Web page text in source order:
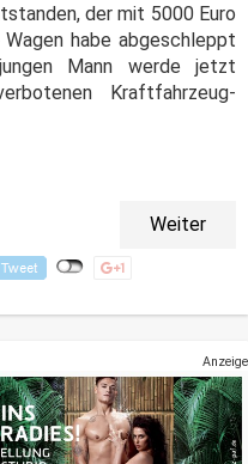
der mit 5000 Euro
habe abgeschleppt
Mann werde jetzt
Kraftfahrzeug-
Weiter
Anzeige